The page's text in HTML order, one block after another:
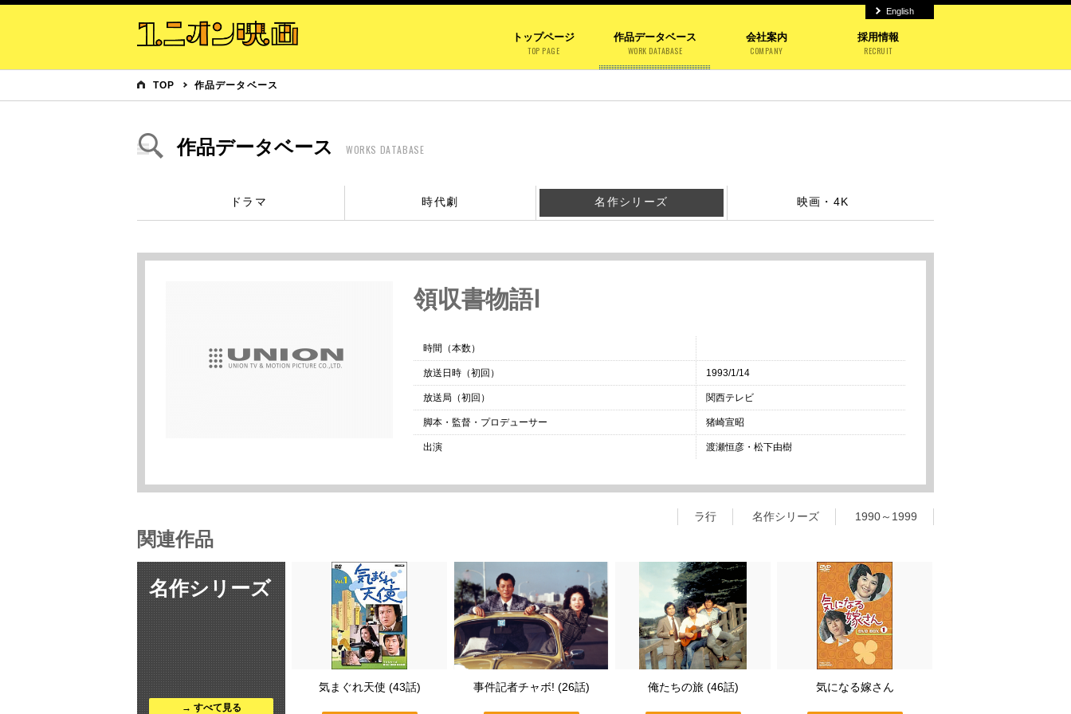
トップページ
TOP PAGE
作品データベース
WORK DATABASE
会社案内
COMPANY
採用情報
RECRUIT
English
TOP 作品データベース
作品データベース WORKS DATABASE
ドラマ 時代劇 名作シリーズ 映画・4K
領収書物語Ⅰ
時間（本数）
放送日時（初回） 1993/1/14
放送局（初回） 関西テレビ
脚本・監督・プロデューサー 猪崎宣昭
出演 渡瀬恒彦・松下由樹
ラ行 名作シリーズ 1990～1999
関連作品
名作シリーズ
すべて見る
気まぐれ天使 (43話) 事件記者チャボ! (26話) 俺たちの旅 (46話) 気になる嫁さん